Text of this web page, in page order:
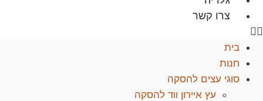
צרו קשר
בית
חנות
סוגי עצים להסקה
עץ איירון ווד להסקה